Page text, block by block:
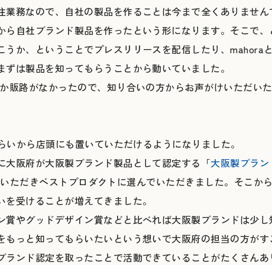
業務なので、自社の製品を作ることは今まで全くありません
ら自社ブランド製品を作ったという形になります。そこで
うか、ということでプレスリリースを配信したり、mahora
ずは製品を知ってもらうことから動いていました。
販路がなかったので、知り合いの方からお声がけいただい
いから店頭にも置いていただけるようになりました。
大阪府が大阪製ブランド製品として認定する「大阪製ブラン
ただきベストプロダクトに選んでいただきました。そこか
受けることが増えてきました。
賞やグッドデザイン賞などと比べれば大阪製ブランドは少
もっと知ってもらいたいという想いで大阪府の担当の方がす
ランド認定を取ったことで活動できていることがたくさんあ